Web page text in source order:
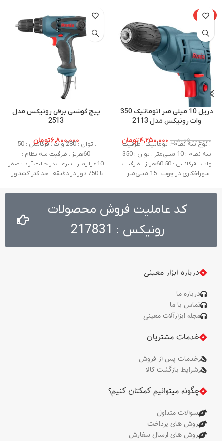
-15%
دریل 10 میلی متر اتوماتیک 350
وات رونیکس مدل 2113
۵,۰۰۰,۰۰۰تومان ۴,۲۵۰,۰۰۰تومان
. نوع سه نظام : اتوماتیک . ظرفیت
سه نظام : 10 میلی‌متر . توان : 350
وات . فرکانس : 50-60هرتز . ظرفیت
سوراخکاری در چوب : 15 میلی‌متر .
میلی‌متر . سرعت در حالت آزاد : صفر تا
3100 دور در دقیقه . ولتاژ : 220-240
ولت . وزن : 1.1 کیلوگرم
پیچ گوشتی برقی رونیکس مدل
2513
۶,۸۰۰,۰۰۰تومان
. توان : 280 وات . فرکانس : 50-
60هرتز . ظرفیت سه نظام :
10میلیمتر . سرعت در حالت آزاد : صفر
تا 750 دور در دقیقه . حداکثر گشتاور :
وزن : 1.3 کیلوگرم
کد عاملیت فروش محصولات
رونیکس : 217831
درباره ابزار معینی
درباره ما
تماس با ما
مجله ابزارآلات معینی
خدمات مشتریان
خدمات پس از فروش
شرایط بازگشت کالا
چگونه میتوانیم کمکتان کنیم؟
سوالات متداول
روش های پرداخت
روش های ارسال سفارش